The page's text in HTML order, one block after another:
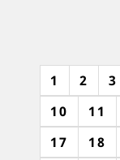
1 2 3
10
11
17
18